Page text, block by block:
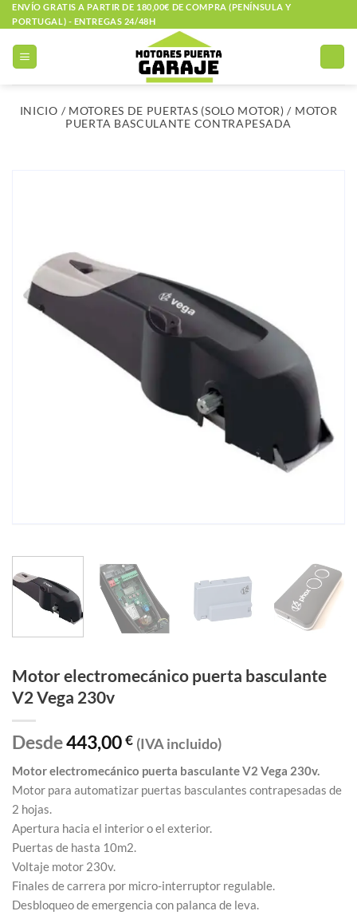
Saltar
al
contenido
ENVÍO GRATIS A PARTIR DE 180,00€ DE COMPRA (PENÍNSULA Y
PORTUGAL) - ENTREGAS 24/48H
INICIO / MOTORES DE PUERTAS (SOLO MOTOR) / MOTOR
PUERTA BASCULANTE CONTRAPESADA
Motor electromecánico puerta basculante
V2 Vega 230v
Desde443,00€ (IVA incluido)
Motor electromecánico puerta basculante V2 Vega 230v.
Motor para automatizar puertas basculantes contrapesadas de
2 hojas.
Apertura hacia el interior o el exterior.
Puertas de hasta 10m2.
Voltaje motor 230v.
Finales de carrera por micro-interruptor regulable.
Desbloqueo de emergencia con palanca de leva.